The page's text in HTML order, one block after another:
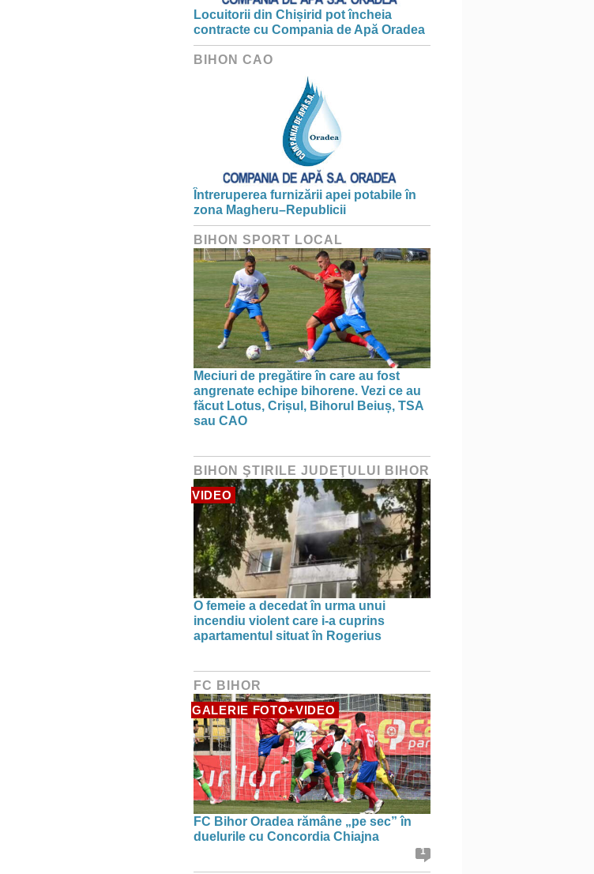
Locuitorii din Chișirid pot încheia
contracte cu Compania de Apă Oradea
BIHON CAO
Întreruperea furnizării apei potabile în
zona Magheru–Republicii
BIHON SPORT LOCAL
Meciuri de pregătire în care au fost
angrenate echipe bihorene. Vezi ce au
făcut Lotus, Crișul, Bihorul Beiuș, TSA
sau CAO
BIHON ŞTIRILE JUDEŢULUI BIHOR
VIDEO
O femeie a decedat în urma unui
incendiu violent care i-a cuprins
apartamentul situat în Rogerius
FC BIHOR
GALERIE FOTO+VIDEO
FC Bihor Oradea rămâne „pe sec” în
duelurile cu Concordia Chiajna
1